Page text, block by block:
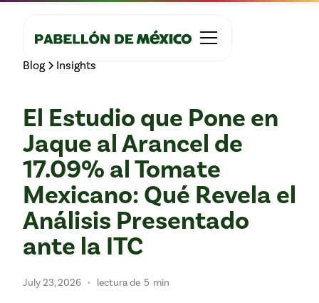
Blog Insights
El Estudio que Pone en
Jaque al Arancel de
17.09% al Tomate
Mexicano: Qué Revela el
Análisis Presentado
ante la ITC
July 23, 2026 • lectura de 5 min